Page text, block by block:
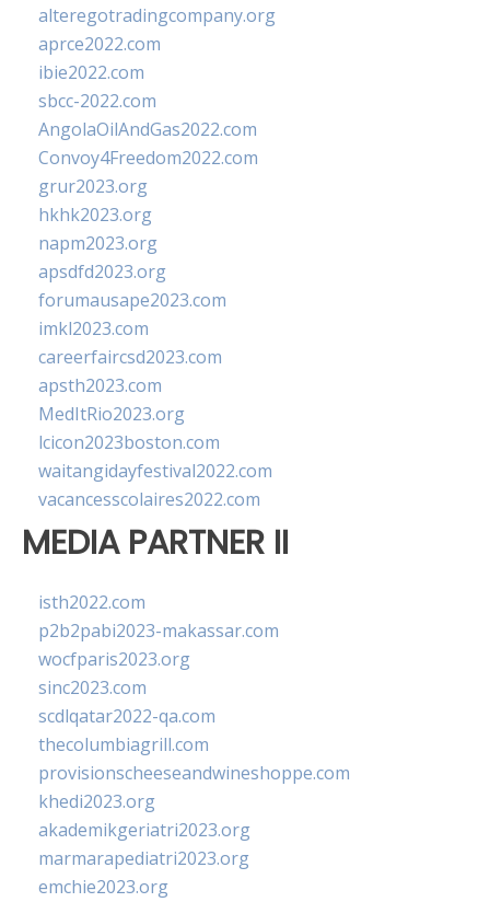
alteregotradingcompany.org
aprce2022.com
ibie2022.com
sbcc-2022.com
AngolaOilAndGas2022.com
Convoy4Freedom2022.com
grur2023.org
hkhk2023.org
napm2023.org
apsdfd2023.org
forumausape2023.com
imkl2023.com
careerfaircsd2023.com
apsth2023.com
MedItRio2023.org
lcicon2023boston.com
waitangidayfestival2022.com
vacancesscolaires2022.com
MEDIA PARTNER II
isth2022.com
p2b2pabi2023-makassar.com
wocfparis2023.org
sinc2023.com
scdlqatar2022-qa.com
thecolumbiagrill.com
provisionscheeseandwineshoppe.com
khedi2023.org
akademikgeriatri2023.org
marmarapediatri2023.org
emchie2023.org